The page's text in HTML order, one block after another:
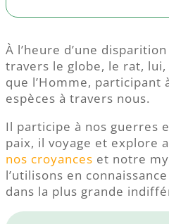
À l’heure d’une
travers le globe, le rat,
que l’Homme, participant
espèces à travers nous.
Il participe à nos guerres
paix, il voyage et explore
nos croyances et notre
l’utilisons en
dans la plus grande